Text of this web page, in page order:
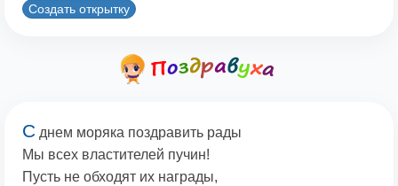
Создать открытку
С днем моряка поздравить рады
Мы всех властителей пучин!
Пусть не обходят их награды,